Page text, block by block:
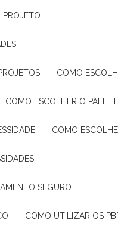
PROJETO
COMO
COMO ESCOLHER O
COMO
SEGURO
COMO UTILIZAR OS